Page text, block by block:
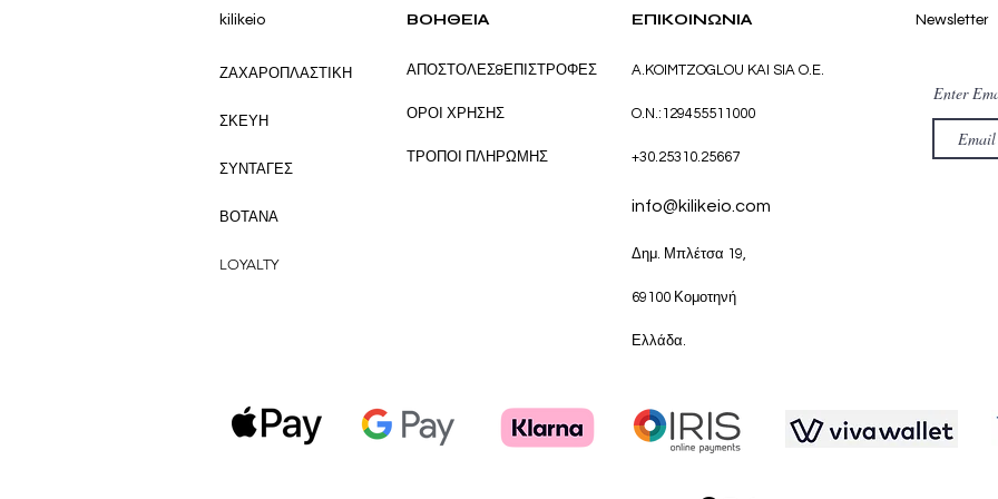
kilikeio
ΖΑΧΑΡΟΠΛΑΣΤΙΚΗ
ΣΚΕΥΗ
ΣΥΝΤΑΓΕΣ
ΒΟΤΑΝΑ
LOYALTY
ΒΟΗΘΕΙΑ
ΑΠΟΣΤΟΛΕΣ&ΕΠΙΣΤΡΟΦΕΣ
ΟΡΟΙ ΧΡΗΣΗΣ
ΤΡΟΠΟΙ ΠΛΗΡΩΜΗΣ
ΕΠΙΚΟΙΝΩΝΙΑ
A.KOIMTZOGLOU KAI SIA O.E.
O.N.:129455511000
+30.25310.25667
info@kilikeio.com
Δημ. Μπλέτσα 19,
69100 Κομοτηνή
Ελλάδα.
Newsletter
Enter